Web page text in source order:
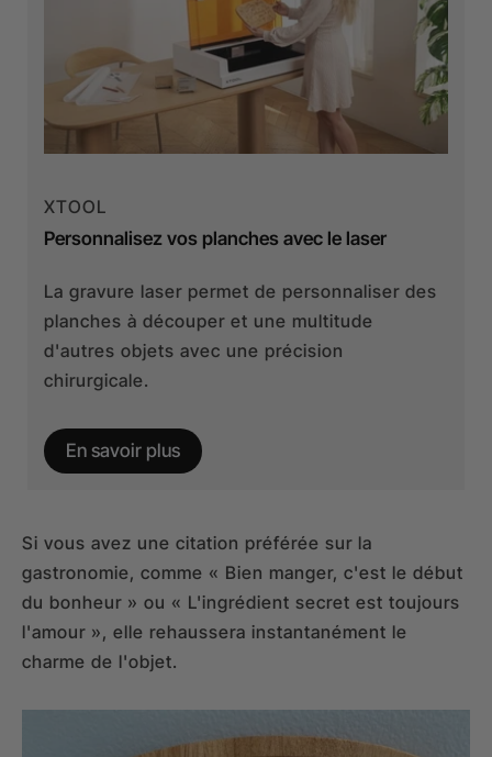
XTOOL
Personnalisez vos planches avec le laser
La gravure laser permet de personnaliser des
planches à découper et une multitude
d'autres objets avec une précision
chirurgicale.
En savoir plus
Si vous avez une citation préférée sur la
gastronomie, comme « Bien manger, c'est le début
du bonheur » ou « L'ingrédient secret est toujours
l'amour », elle rehaussera instantanément le
charme de l'objet.